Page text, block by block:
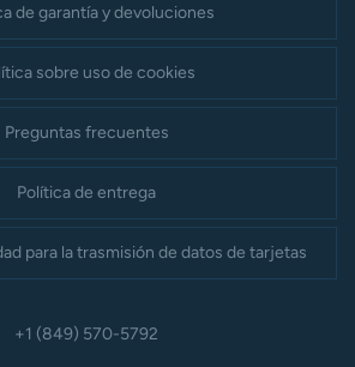
de garantía y devoluciones
sobre uso de cookies
Preguntas frecuentes
Política de entrega
para la trasmisión de datos de tarjetas
+1 (849) 570-5792